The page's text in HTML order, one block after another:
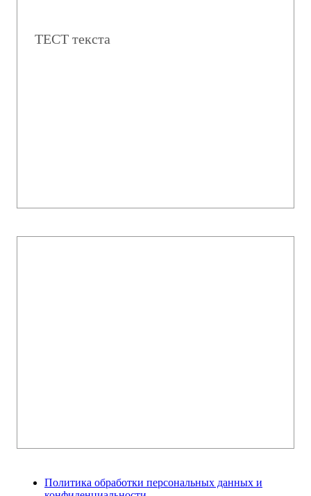
ТЕСТ текста
Политика обработки персональных данных и